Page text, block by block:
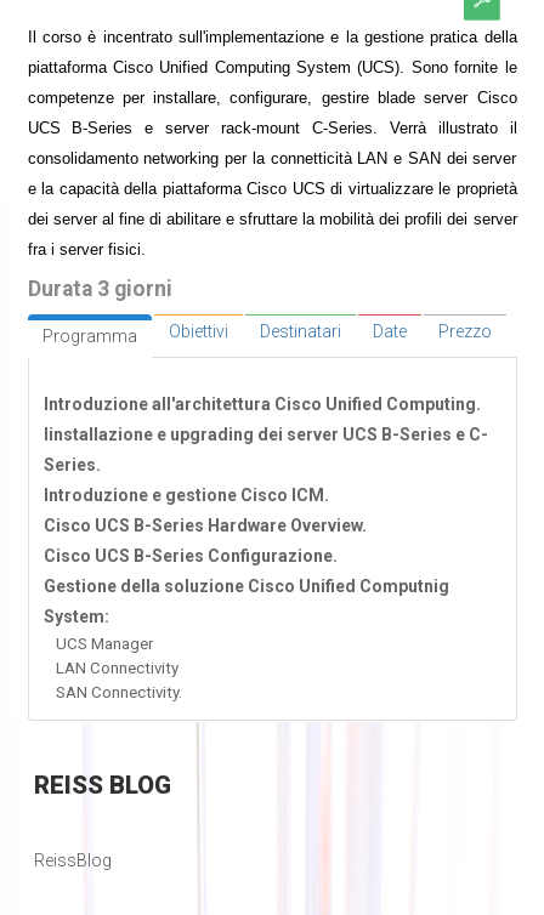
Il corso è incentrato sull'implementazione e la gestione pratica della
piattaforma Cisco Unified Computing System (UCS). Sono fornite le
competenze per installare, configurare, gestire blade server Cisco
UCS B-Series e server rack-mount C-Series. Verrà illustrato il
consolidamento networking per la connetticità LAN e SAN dei server
e la capacità della piattaforma Cisco UCS di virtualizzare le proprietà
dei server al fine di abilitare e sfruttare la mobilità dei profili dei server
fra i server fisici.
Durata 3 giorni
Programma Obiettivi Destinatari Date Prezzo
Introduzione all'architettura Cisco Unified Computing.
Iinstallazione e upgrading dei server UCS B-Series e C-
Series.
Introduzione e gestione Cisco ICM.
Cisco UCS B-Series Hardware Overview.
Cisco UCS B-Series Configurazione.
Gestione della soluzione Cisco Unified Computnig
System:
UCS Manager
LAN Connectivity
SAN Connectivity.
REISSBLOG
ReissBlog